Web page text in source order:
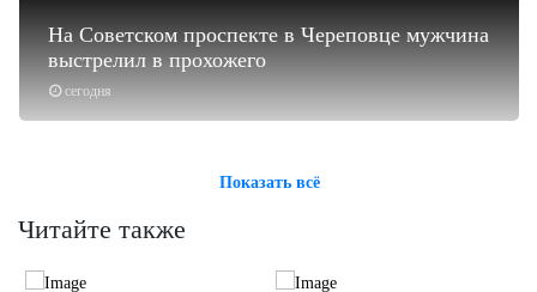
сегодня
На Советском проспекте в Череповце мужчина
выстрелил в прохожего
Показать всё
Читайте также